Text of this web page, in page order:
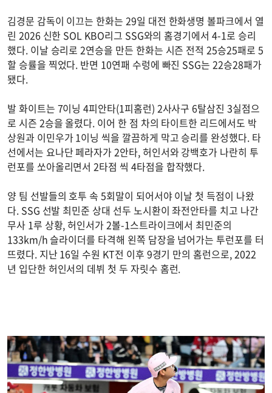
김경문 감독이 이끄는 한화는 29일 대전 한화생명 볼파크에서 열
린 2026 신한 SOL KBO리그 SSG와의 홈경기에서 4-1로 승리
했다. 이날 승리로 2연승을 만든 한화는 시즌 전적 25승25패로 5
할 승률을 찍었다. 반면 10연패 수렁에 빠진 SSG는 22승28패가
됐다.
발 화이트는 7이닝 4피안타(1피홈런) 2사사구 6탈삼진 3실점으
로 시즌 2승을 올렸다. 이어 한 점 차의 타이트한 리드에서도 박
상원과 이민우가 1이닝 씩을 깔끔하게 막고 승리를 완성했다. 타
선에서는 요나단 페라자가 2안타, 허인서와 강백호가 나란히 투
런포를 쏘아올리면서 2타점 씩 4타점을 합작했다.
양 팀 선발들의 호투 속 5회말이 되어서야 이날 첫 득점이 나왔
다. SSG 선발 최민준 상대 선두 노시환이 좌전안타를 치고 나간
무사 1루 상황, 허인서가 2볼-1스트라이크에서 최민준의
133km/h 슬라이더를 타격해 왼쪽 담장을 넘어가는 투런포를 터
뜨렸다. 지난 16일 수원 KT전 이후 9경기 만의 홈런으로, 2022
년 입단한 허인서의 데뷔 첫 두 자릿수 홈런.